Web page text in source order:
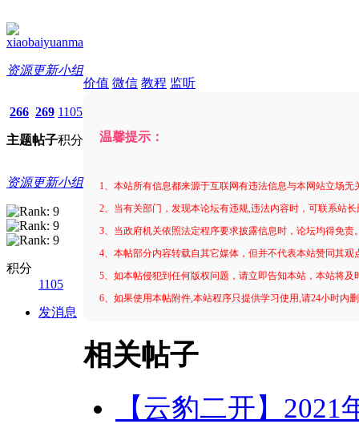
xiaobaiyuanma
资源更新小组
266
主题
269
帖子
1105
积分
资源更新小组
积分
1105
发消息
价值 微信 教程 监听
温馨提示：
1、本站所有信息都来源于互联网有违法信息与本网站立场无
2、当有关部门，发现本论坛有违规,违法内容时，可联系站
3、当政府机关依照法定程序要求披露信息时，论坛均得免责
4、本帖部分内容转载自其它媒体，但并不代表本站赞同其观
5、如本帖侵犯到任何版权问题，请立即告知本站，本站将及
6、如果使用本帖附件,本站程序只提供学习使用,请24小时内
相关帖子
【云豹二开】